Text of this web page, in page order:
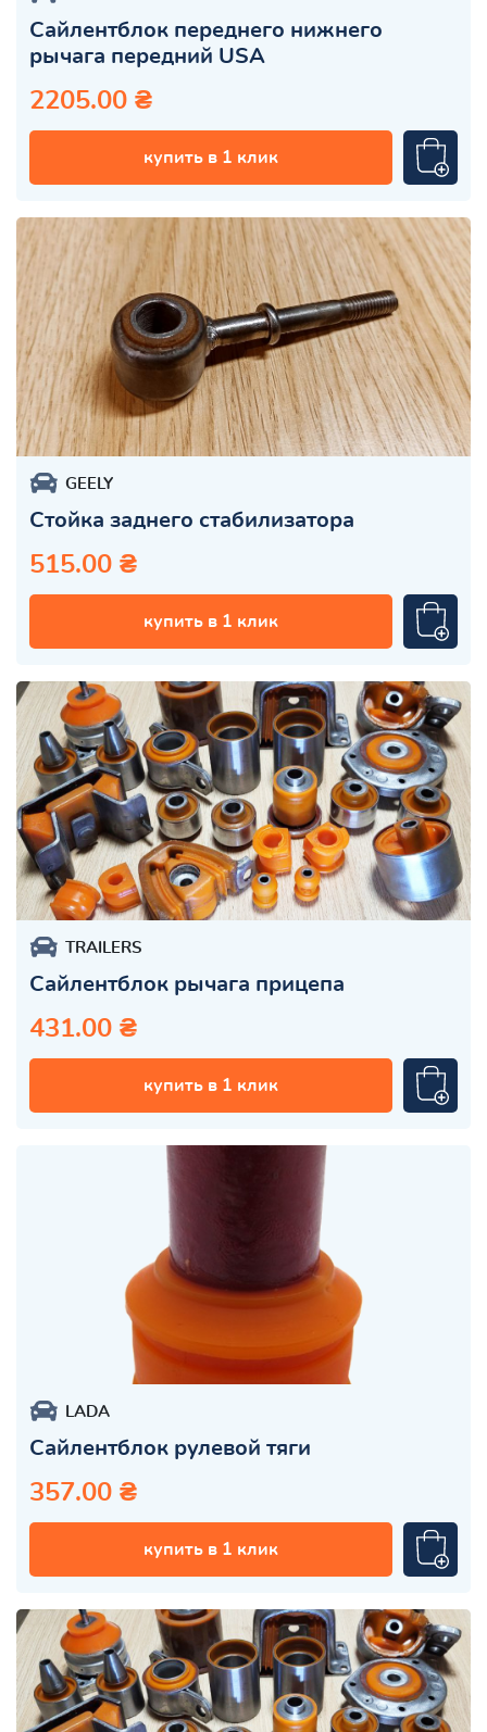
Сайлентблок переднего нижнего
рычага передний USA
2205.00 ₴
купить в 1 клик
GEELY
Стойка заднего стабилизатора
515.00 ₴
купить в 1 клик
TRAILERS
Сайлентблок рычага прицепа
431.00 ₴
купить в 1 клик
LADA
Сайлентблок рулевой тяги
357.00 ₴
купить в 1 клик